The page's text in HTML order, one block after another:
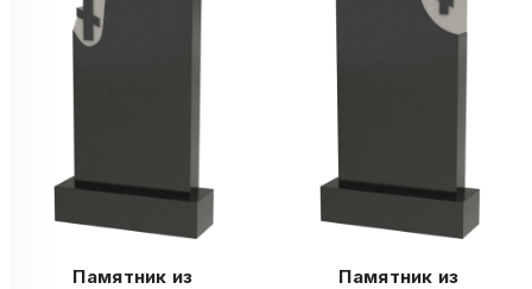
Памятник из
Памятник из